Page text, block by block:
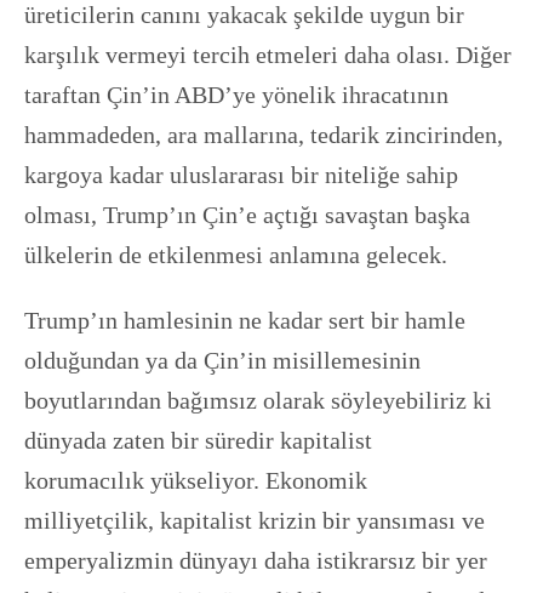
üreticilerin canını yakacak şekilde uygun bir
karşılık vermeyi tercih etmeleri daha olası. Diğer
taraftan Çin’in ABD’ye yönelik ihracatının
hammadeden, ara mallarına, tedarik zincirinden,
kargoya kadar uluslararası bir niteliğe sahip
olması, Trump’ın Çin’e açtığı savaştan başka
ülkelerin de etkilenmesi anlamına gelecek.
Trump’ın hamlesinin ne kadar sert bir hamle
olduğundan ya da Çin’in misillemesinin
boyutlarından bağımsız olarak söyleyebiliriz ki
dünyada zaten bir süredir kapitalist
korumacılık yükseliyor. Ekonomik
milliyetçilik, kapitalist krizin bir yansıması ve
emperyalizmin dünyayı daha istikrarsız bir yer